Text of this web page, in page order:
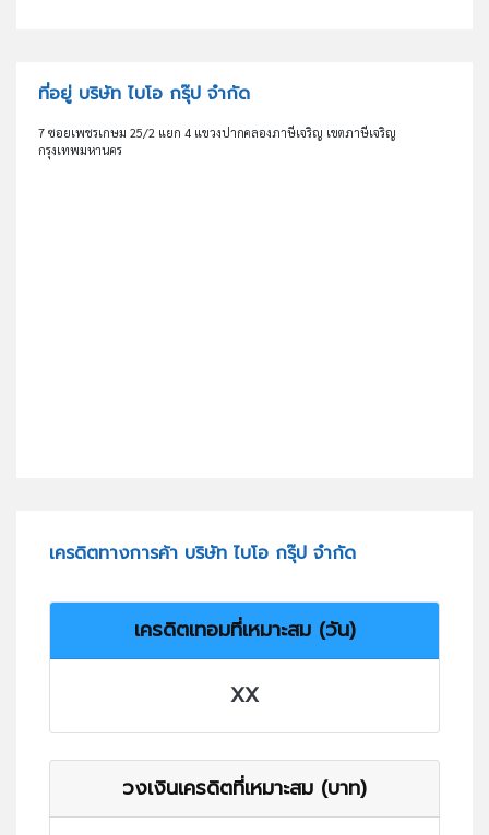
ที่อยู่ บริษัท ไบโอ กรุ๊ป จำกัด
7 ซอยเพชรเกษม 25/2 แยก 4 แขวงปากคลองภาษีเจริญ เขตภาษีเจริญ
กรุงเทพมหานคร
เครดิตทางการค้า บริษัท ไบโอ กรุ๊ป จำกัด
เครดิตเทอมที่เหมาะสม (วัน)
XX
วงเงินเครดิตที่เหมาะสม (บาท)